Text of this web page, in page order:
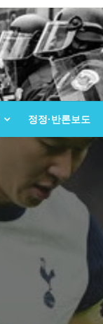
정정·반론보도